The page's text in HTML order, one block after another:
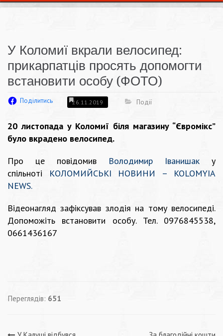
У Коломиї вкрали велосипед:
прикарпатців просять допомогти
встановити особу (ФОТО)
Поділитись 26.11.2019 Події
20 листопада у Коломиї біля магазину “Євромікс”
було вкрадено велосипед.
Про це повідомив Володимир Іванишак
у
спільноті
КОЛОМИЙСЬКІ НОВИНИ – KOLOMYIA
NEWS.
Відеонагляд зафіксував злодія на тому велосипеді.
Допоможіть встановити особу. Тел. 0976845538,
0661436167
Переглядів: 651